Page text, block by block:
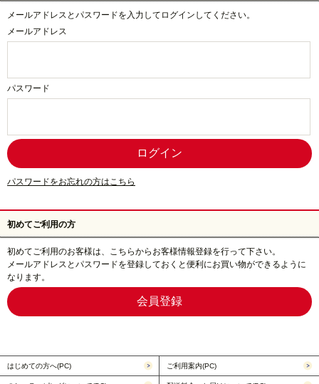
メールアドレスとパスワードを入力してログインしてください。
メールアドレス
パスワード
パスワードをお忘れの方はこちら
初めてご利用の方
初めてご利用のお客様は、こちらからお客様情報登録を行って下さい。
メールアドレスとパスワードを登録しておくと便利にお買い物ができるように
なります。
はじめての方へ(PC) ご利用案内(PC)